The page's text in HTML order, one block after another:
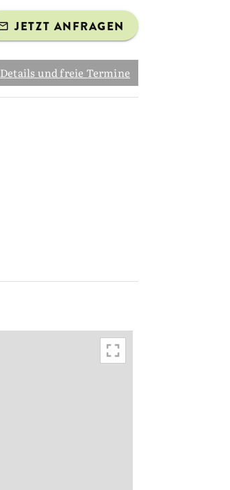
JETZT ANFRAGEN
Details und freie Termine